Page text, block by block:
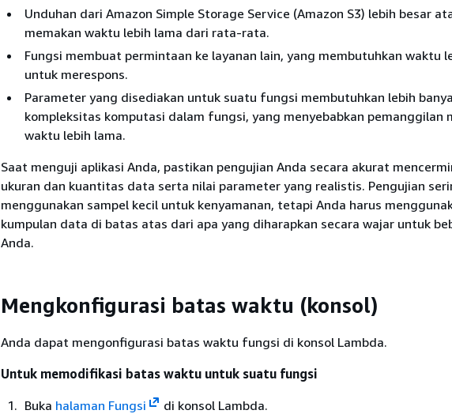
Unduhan dari Amazon Simple Storage Service (Amazon S3) lebih besar
memakan waktu lebih lama dari rata-rata.
Fungsi membuat permintaan ke layanan lain, yang membutuhkan waktu
untuk merespons.
Parameter yang disediakan untuk suatu fungsi membutuhkan lebih
kompleksitas komputasi dalam fungsi, yang menyebabkan pemanggilan
waktu lebih lama.
Saat menguji aplikasi Anda, pastikan pengujian Anda secara akurat
ukuran dan kuantitas data serta nilai parameter yang realistis. Pengujian
menggunakan sampel kecil untuk kenyamanan, tetapi Anda harus
kumpulan data di batas atas dari apa yang diharapkan secara wajar untuk
Anda.
Mengkonfigurasi batas waktu (konsol)
Anda dapat mengonfigurasi batas waktu fungsi di konsol Lambda.
Untuk memodifikasi batas waktu untuk suatu fungsi
Buka halaman Fungsi
di konsol Lambda.